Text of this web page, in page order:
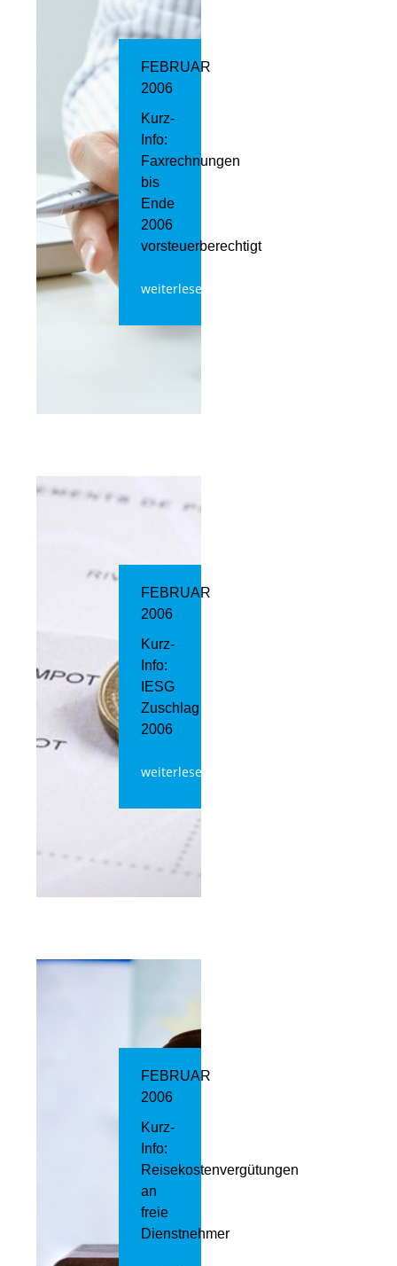
FEBRUAR
2006
Kurz-
Info:
Faxrechnungen
bis
Ende
2006
vorsteuerberechtigt
weiterlesen
FEBRUAR
2006
Kurz-
Info:
IESG
Zuschlag
2006
weiterlesen
FEBRUAR
2006
Kurz-
Info:
Reisekostenvergütungen
an
freie
Dienstnehmer